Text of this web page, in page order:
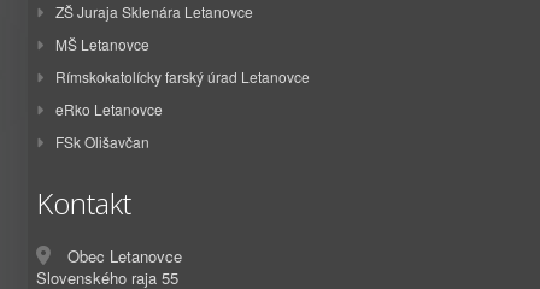
ZŠ Juraja Sklenára Letanovce
MŠ Letanovce
Rímskokatolícky farský úrad Letanovce
eRko Letanovce
FSk Olišavčan
Kontakt
Obec Letanovce
Slovenského raja 55